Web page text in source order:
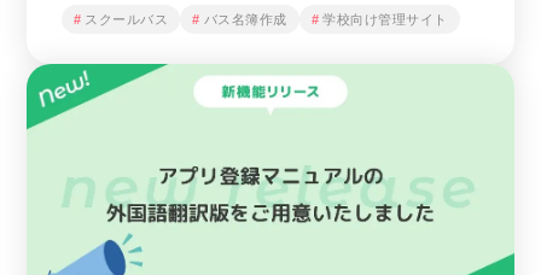
スクールバス バス名簿作成 学校向け管理サイト